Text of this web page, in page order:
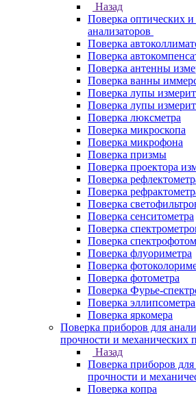
Назад
Поверка оптических
анализаторов
Поверка
Поверка
Поверка антенны
Поверка ванны
Поверка лупы
Поверка лупы
Поверка люксметра
Поверка микроскопа
Поверка микрофона
Поверка призмы
Поверка проектора
Поверка
Поверка
Поверка
Поверка сенситометра
Поверка
Поверка
Поверка флуориметра
Поверка
Поверка фотометра
Поверка Фурье-
Поверка эллипсометра
Поверка яркомера
Поверка приборов для
прочности и механических
Назад
Поверка приборов для
прочности и
Поверка копра